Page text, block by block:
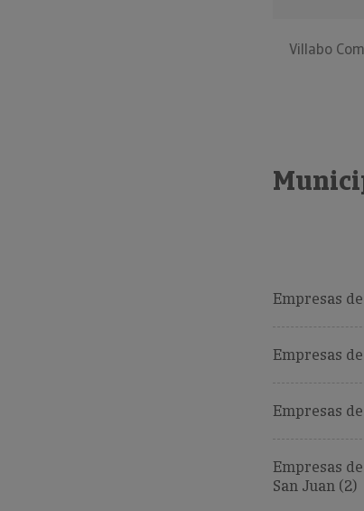
Villabo
Empresas
Empresas
Empresas
Empresas
San Juan (2)